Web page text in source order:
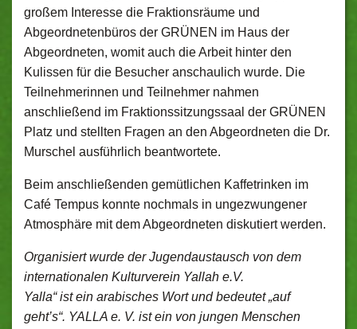
großem Interesse die Fraktionsräume und
Abgeordnetenbüros der GRÜNEN im Haus der
Abgeordneten, womit auch die Arbeit hinter den
Kulissen für die Besucher anschaulich wurde. Die
Teilnehmerinnen und Teilnehmer nahmen
anschließend im Fraktionssitzungssaal der GRÜNEN
Platz und stellten Fragen an den Abgeordneten die Dr.
Murschel ausführlich beantwortete.
Beim anschließenden gemütlichen Kaffetrinken im
Café Tempus konnte nochmals in ungezwungener
Atmosphäre mit dem Abgeordneten diskutiert werden.
Organisiert wurde der Jugendaustausch von dem
internationalen Kulturverein Yallah e.V.
Yalla“ ist ein arabisches Wort und bedeutet „auf
geht’s“. YALLA e. V. ist ein von jungen Menschen